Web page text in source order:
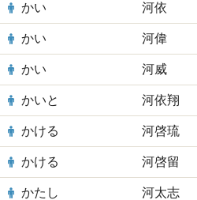
かい 河依
かい 河偉
かい 河威
かいと 河依翔
かける 河啓琉
かける 河啓留
かたし 河太志